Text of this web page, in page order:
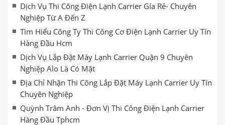
Dịch Vụ Thi Công Điện Lạnh Carrier Gía Rẻ- Chuyên
Nghiệp Từ A Đến Z
Tìm Hiểu Công Ty Thi Công Cơ Điện Lạnh Carrier Uy Tín
Hàng Đầu Hcm
Dịch Vụ Lắp Đặt Máy Lạnh Carrier Quận 9 Chuyên
Nghiệp Alo Là Có Mặt
Địa Chỉ Nhận Thi Công Lắp Đặt Máy Lạnh Carrier Uy Tín
Chuyên Nghiệp
Quỳnh Trâm Anh - Đơn Vị Thi Công Điện Lạnh Carrier
Hàng Đầu Tphcm